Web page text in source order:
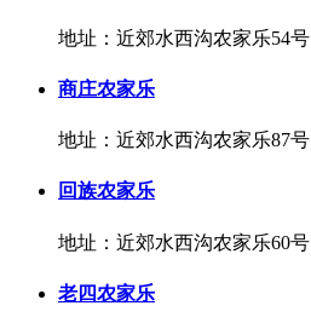
地址：近郊水西沟农家乐54号
商庄农家乐
地址：近郊水西沟农家乐87号
回族农家乐
地址：近郊水西沟农家乐60号
老四农家乐